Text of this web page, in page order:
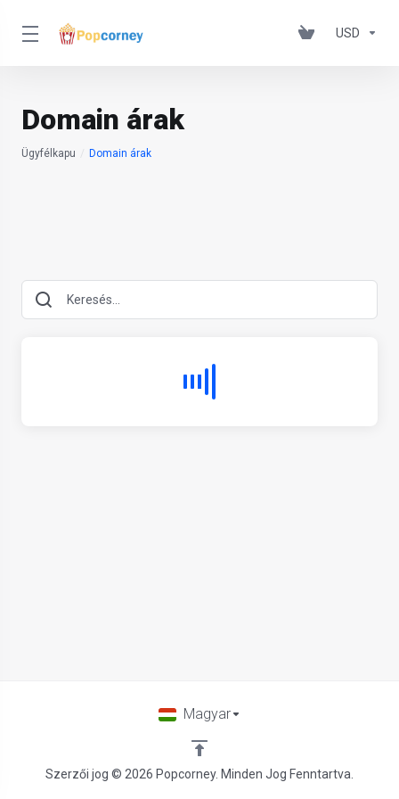
USD
Domain árak
Ügyfélkapu Domain árak
Szerzői jog © 2026 Popcorney. Minden Jog Fenntartva.
Magyar